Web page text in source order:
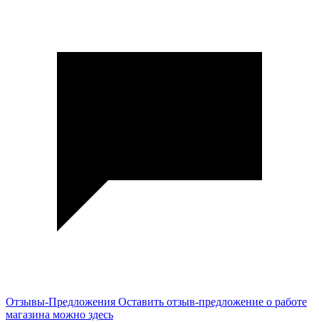
Отзывы-Предложения Оставить отзыв-предложение о работе
магазина можно здесь